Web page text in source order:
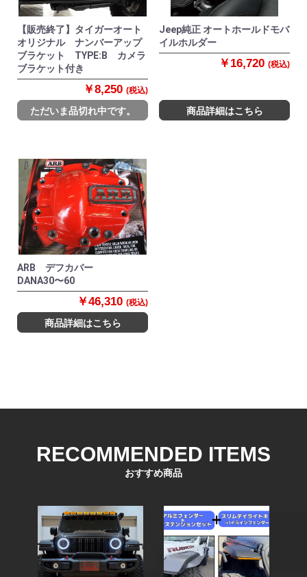
【販売終了】タイガーオート
オリジナル ナンバーアップ
ブラケット TYPE:B カメラ
ブラケット付き
￥8,250 (税込)
ただいま品切れ中です。
Jeep純正 オートホールドモバ
イルホルダー
￥16,720 (税込)
商品詳細はこちら
ARB デフカバー
DANA30〜60
￥46,310 (税込)
商品詳細はこちら
RECOMMENDED ITEMS
おすすめ商品